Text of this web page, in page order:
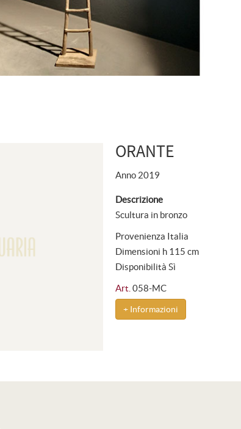
ORANTE
Anno 2019
Descrizione
Scultura in bronzo
Provenienza Italia
Dimensioni h 115 cm
Disponibilità Sì
Art. 058-MC
+ Informazioni